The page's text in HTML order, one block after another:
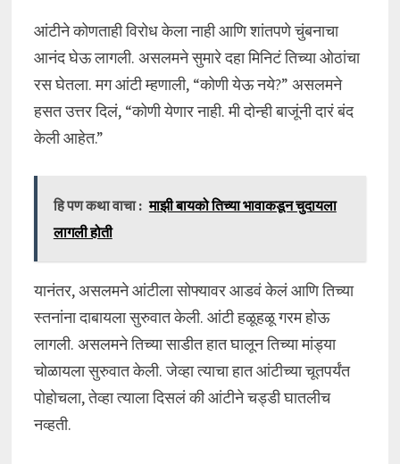
आंटीने कोणताही विरोध केला नाही आणि शांतपणे चुंबनाचा
आनंद घेऊ लागली. असलमने सुमारे दहा मिनिटं तिच्या ओठांचा
रस घेतला. मग आंटी म्हणाली, “कोणी येऊ नये?” असलमने
हसत उत्तर दिलं, “कोणी येणार नाही. मी दोन्ही बाजूंनी दारं बंद
केली आहेत.”
हि पण कथा वाचा : माझी बायको तिच्या भावाकडून चुदायला
लागली होती
यानंतर, असलमने आंटीला सोफ्यावर आडवं केलं आणि तिच्या
स्तनांना दाबायला सुरुवात केली. आंटी हळूहळू गरम होऊ
लागली. असलमने तिच्या साडीत हात घालून तिच्या मांड्या
चोळायला सुरुवात केली. जेव्हा त्याचा हात आंटीच्या चूतपर्यंत
पोहोचला, तेव्हा त्याला दिसलं की आंटीने चड्डी घातलीच
नव्हती.